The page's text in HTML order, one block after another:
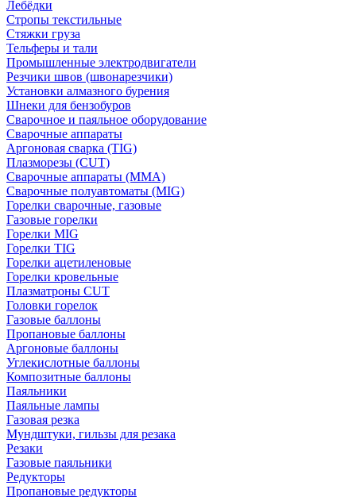
Лебёдки
Стропы текстильные
Стяжки груза
Тельферы и тали
Промышленные электродвигатели
Резчики швов (швонарезчики)
Установки алмазного бурения
Шнеки для бензобуров
Сварочное и паяльное оборудование
Сварочные аппараты
Аргоновая сварка (TIG)
Плазморезы (CUT)
Сварочные аппараты (MMA)
Сварочные полуавтоматы (MIG)
Горелки сварочные, газовые
Газовые горелки
Горелки MIG
Горелки TIG
Горелки ацетиленовые
Горелки кровельные
Плазматроны CUT
Головки горелок
Газовые баллоны
Пропановые баллоны
Аргоновые баллоны
Углекислотные баллоны
Композитные баллоны
Паяльники
Паяльные лампы
Газовая резка
Мундштуки, гильзы для резака
Резаки
Газовые паяльники
Редукторы
Пропановые редукторы